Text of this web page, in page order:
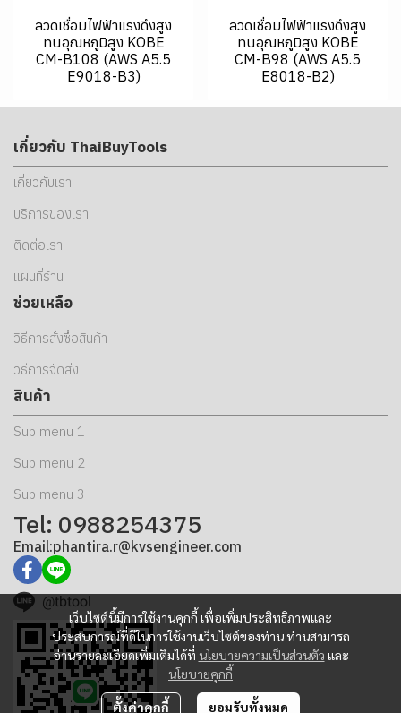
ลวดเชื่อมไฟฟ้าแรงดึงสูง
ทนอุณหภูมิสูง KOBE
CM-B108 (AWS A5.5
E9018-B3)
ลวดเชื่อมไฟฟ้าแรงดึงสูง
ทนอุณหภูมิสูง KOBE
CM-B98 (AWS A5.5
E8018-B2)
เว็บไซต์นี้มีการใช้งานคุกกี้ เพื่อเพิ่มประสิทธิภาพและ
ประสบการณ์ที่ดีในการใช้งานเว็บไซต์ของท่าน ท่านสามารถ
อ่านรายละเอียดเพิ่มเติมได้ที่ นโยบายความเป็นส่วนตัว และ
นโยบายคุกกี้
ตั้งค่าคุกกี้ ยอมรับทั้งหมด
เกี่ยวกับ ThaiBuyTools
เกี่ยวกับเรา
บริการของเรา
ติดต่อเรา
แผนที่ร้าน
ช่วยเหลือ
วิธีการสั่งซื้อสินค้า
วิธีการจัดส่ง
สินค้า
Sub menu 1
Sub menu 2
Sub menu 3
Tel: 0988254375
Email:phantira.r@kvsengineer.com
@tbtool